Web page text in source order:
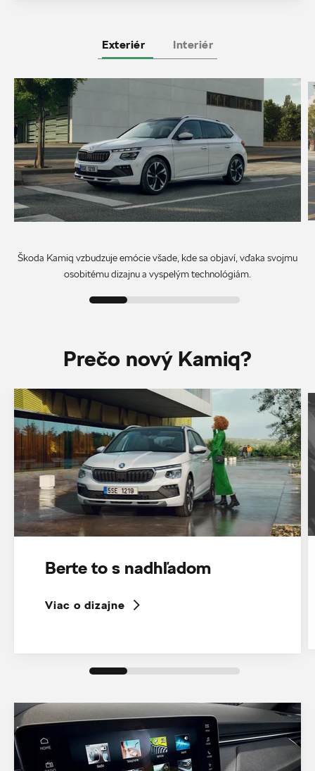
Exteriér Interiér
Škoda Kamiq vzbudzuje emócie všade, kde sa objaví, vďaka svojmu
osobitému dizajnu a vyspelým technológiám.
Prečo nový Kamiq?
Berte to s nadhľadom
Viac o dizajne